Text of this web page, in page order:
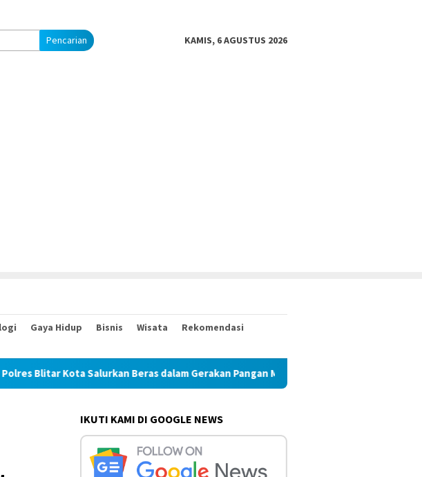
Pencarian KAMIS, 6 AGUSTUS 2026
Gaya Hidup Bisnis Wisata
Rekomendasi
Salurkan Beras dalam Gerakan Pangan Murah Perum Bulog Kancab
IKUTI KAMI DI GOOGLE NEWS